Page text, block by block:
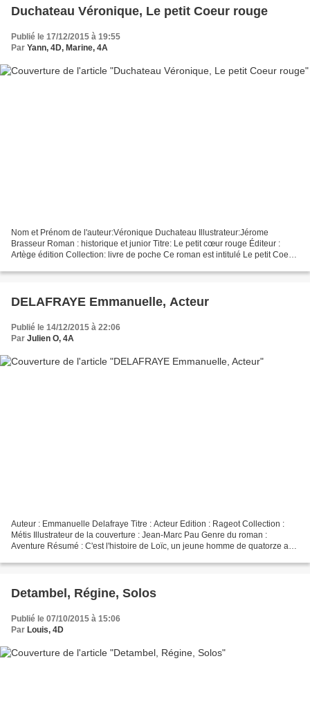
Duchateau Véronique, Le petit Coeur rouge
Publié le 17/12/2015 à 19:55
Par Yann, 4D, Marine, 4A
Nom et Prénom de l'auteur:Véronique Duchateau Illustrateur:Jérome
Brasseur Roman : historique et junior Titre: Le petit cœur rouge Éditeur :
Artège édition Collection: livre de poche Ce roman est intitulé Le petit Coeur
DELAFRAYE Emmanuelle, Acteur
Publié le 14/12/2015 à 22:06
Par Julien O, 4A
Auteur : Emmanuelle Delafraye Titre : Acteur Edition : Rageot Collection :
Métis Illustrateur de la couverture : Jean-Marc Pau Genre du roman :
Aventure Résumé : C'est l'histoire de Loïc, un jeune homme de quatorze ans
Detambel, Régine, Solos
Publié le 07/10/2015 à 15:06
Par Louis, 4D